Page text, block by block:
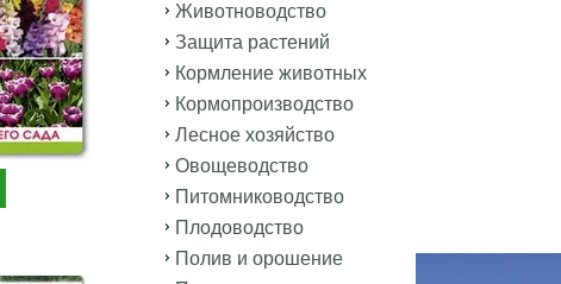
Животноводство
Защита растений
Кормление животных
Кормопроизводство
Лесное хозяйство
Овощеводство
Питомниководство
Плодоводство
Полив и орошение